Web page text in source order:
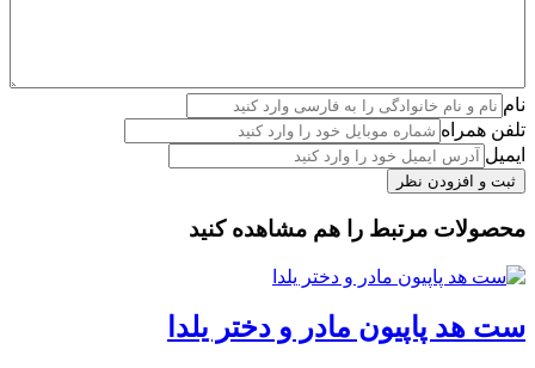
نام
تلفن همراه
ایمیل
محصولات مرتبط را هم مشاهده کنید
ست هد پاپیون مادر و دختر یلدا